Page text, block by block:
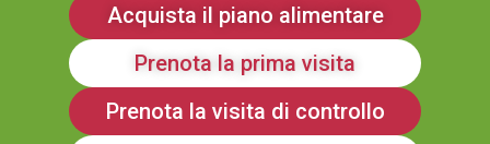
Acquista il piano alimentare
Prenota la prima visita
Prenota la visita di controllo